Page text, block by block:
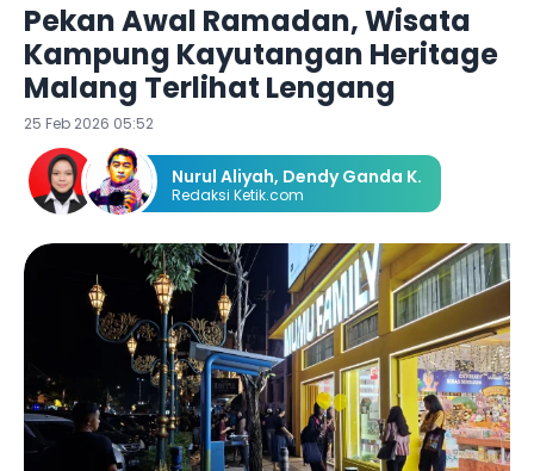
Pekan Awal Ramadan, Wisata
Kampung Kayutangan Heritage
Malang Terlihat Lengang
25 Feb 2026 05:52
Nurul Aliyah, Dendy Ganda K.
Redaksi Ketik.com